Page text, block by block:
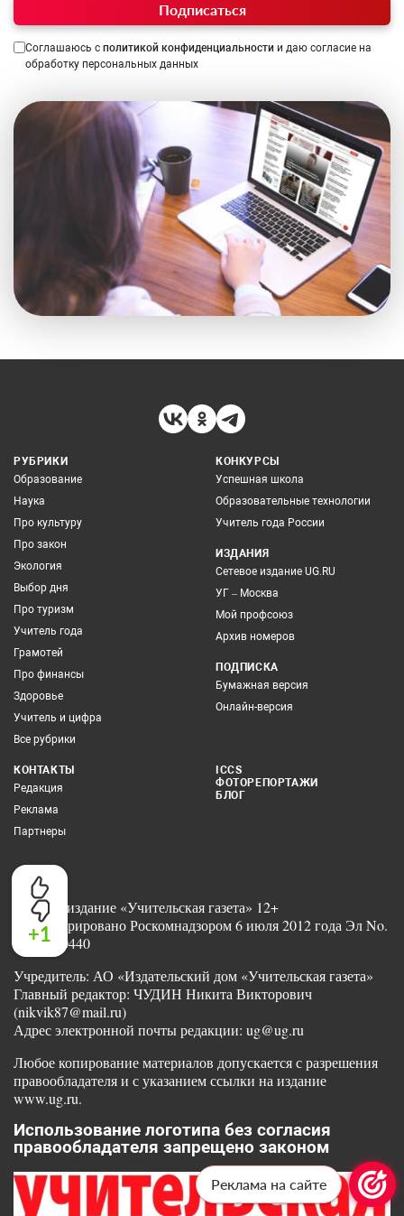
+1
Подписаться
Соглашаюсь с политикой конфиденциальности и даю согласие на
обработку персональных данных
РУБРИКИ
Образование
Наука
Про культуру
Про закон
Экология
Выбор дня
Про туризм
Учитель года
Грамотей
Про финансы
Здоровье
Учитель и цифра
Все рубрики
КОНКУРСЫ
Успешная школа
Образовательные технологии
Учитель года России
ИЗДАНИЯ
Сетевое издание UG.RU
УГ – Москва
Мой профсоюз
Архив номеров
ПОДПИСКА
Бумажная версия
Онлайн-версия
КОНТАКТЫ
Редакция
Реклама
Партнеры
ICCS
ФОТОРЕПОРТАЖИ
БЛОГ
Сетевое издание «Учительская газета» 12+
Зарегистрировано Роскомнадзором 6 июля 2012 года Эл No.
ФС77-50440
Учредитель: АО «Издательский дом «Учительская газета»
Главный редактор: ЧУДИН Никита Викторович
(nikvik87@mail.ru)
Адрес электронной почты редакции: ug@ug.ru
Любое копирование материалов допускается с разрешения
правообладателя и с указанием ссылки на издание
www.ug.ru.
Использование логотипа без согласия
правообладателя запрещено законом
Реклама на сайте